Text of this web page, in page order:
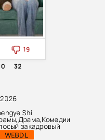
Shi
,Драма,Комедии
закадровый
WEBDL
19
32